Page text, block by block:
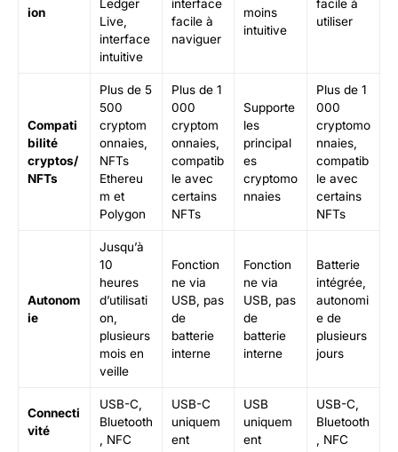
ion
Ledger
Live,
interface
intuitive
interface
facile à
naviguer
moins
intuitive
facile à
utiliser
Compati
bilité
cryptos/
NFTs
Plus de 5
500
cryptom
onnaies,
NFTs
Ethereu
m et
Polygon
Plus de 1
000
cryptom
onnaies,
compatib
le avec
certains
NFTs
Supporte
les
principal
es
cryptomo
nnaies
Plus de 1
000
cryptomo
nnaies,
compatib
le avec
certains
NFTs
Autonom
ie
Jusqu’à
10
heures
d’utilisati
on,
plusieurs
mois en
veille
Fonction
ne via
USB, pas
de
batterie
interne
Fonction
ne via
USB, pas
de
batterie
interne
Batterie
intégrée,
autonomi
e de
plusieurs
jours
Connecti
vité
USB-C,
Bluetooth
, NFC
USB-C
uniquem
ent
USB
uniquem
ent
USB-C,
Bluetooth
, NFC